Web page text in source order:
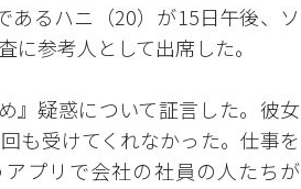
あるハニ（20）が15日午後、ソ
参考人として出席した。
』疑惑について証言した。彼女
も受けてくれなかった。仕事を
プリで会社の社員の人たちが